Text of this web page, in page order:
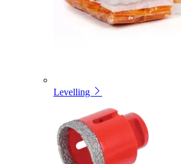
Levelling